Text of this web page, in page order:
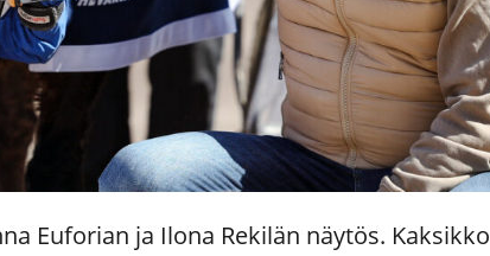
Euforian ja Ilona Rekilän näytös. Kaksikko